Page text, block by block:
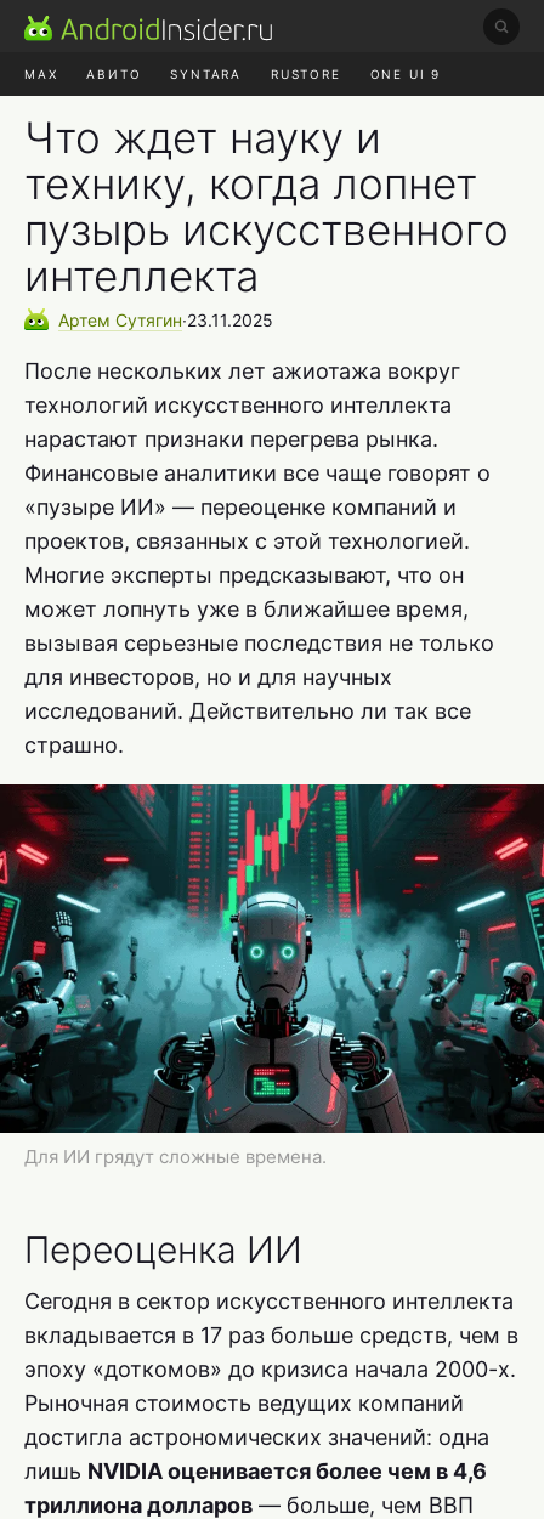
MAX АВИТО SYNTARA RUSTORE ONE UI 9
Что ждет науку и
технику, когда лопнет
пузырь искусственного
интеллекта
Артем Сутягин∙23.11.2025
После нескольких лет ажиотажа вокруг
технологий искусственного интеллекта
нарастают признаки перегрева рынка.
Финансовые аналитики все чаще говорят о
«пузыре ИИ» — переоценке компаний и
проектов, связанных с этой технологией.
Многие эксперты предсказывают, что он
может лопнуть уже в ближайшее время,
вызывая серьезные последствия не только
для инвесторов, но и для научных
исследований. Действительно ли так все
страшно.
Для ИИ грядут сложные времена.
Переоценка ИИ
Сегодня в сектор искусственного интеллекта
вкладывается в 17 раз больше средств, чем в
эпоху «доткомов» до кризиса начала 2000-х.
Рыночная стоимость ведущих компаний
достигла астрономических значений: одна
лишь NVIDIA оценивается более чем в 4,6
триллиона долларов — больше, чем ВВП